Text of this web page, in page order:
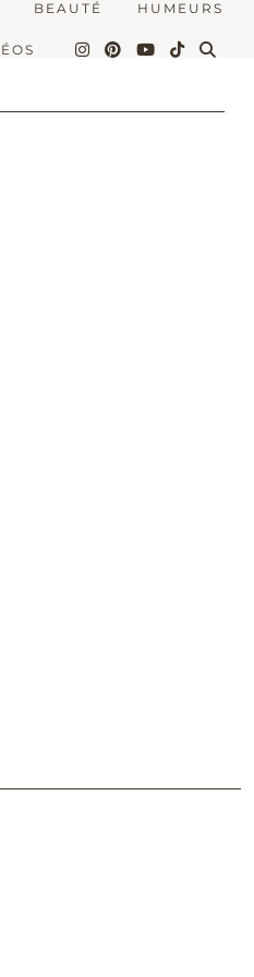
BEAUTÉ HUMEURS